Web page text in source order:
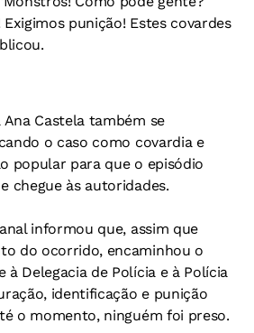
punição! Estes covardes
Castela também se
o caso como covardia e
popular para que o episódio
chegue às autoridades.
informou que, assim que
do ocorrido, encaminhou o
à Delegacia de Polícia e à Polícia
identificação e punição
o momento, ninguém foi preso.